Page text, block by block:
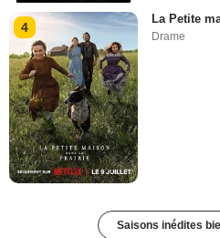
4
La Petite
Drame
Saisons inédites